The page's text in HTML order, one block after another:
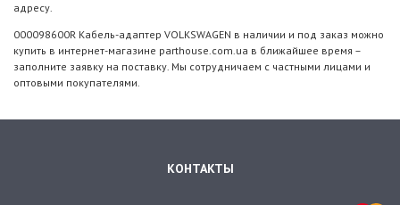
адресу.
000098600R Кабель-адаптер VOLKSWAGEN в наличии и под заказ можно
купить в интернет-магазине parthouse.com.ua в ближайшее время –
заполните заявку на поставку. Мы сотрудничаем с частными лицами и
оптовыми покупателями.
КОНТАКТЫ